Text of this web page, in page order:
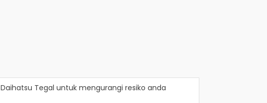
Daihatsu Tegal untuk mengurangi resiko anda